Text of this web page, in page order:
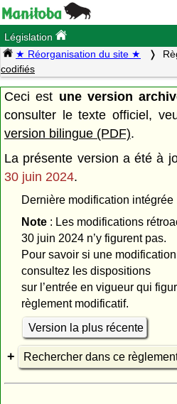
Législation
★ Réorganisation du site ★
codifiés
Ceci est une version
consulter le texte officiel,
version bilingue (PDF).
La présente version a été à
30 juin 2024.
Dernière modification intégrée
Note: Les modifications
30 juin 2024 n’y figurent pas.
Pour savoir si une
consultez les dispositions
sur l’entrée en vigueur qui
règlement modificatif.
Version la plus récente
Rechercher dans ce